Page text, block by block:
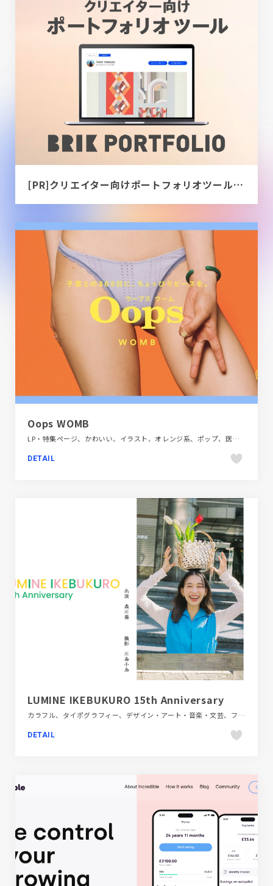
[PR]クリエイター向けポートフォリオツール｜BRIK PORTFOLIO
Oops WOMB
LP・特集ページ、かわいい、イラスト、オレンジ系、ポップ、医療・ヘルスケア、大きめ写真
DETAIL
LUMINE IKEBUKURO 15th Anniversary
カラフル、タイポグラフィー、デザイン・アート・音楽・文芸、フラットデザイン、ブランド・サービスサイト、ポップ
DETAIL